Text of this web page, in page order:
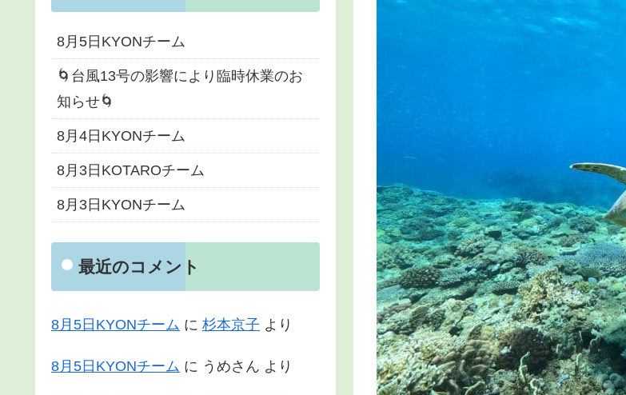
8月5日KYONチーム
🌀台風13号の影響により臨時休業のお
知らせ🌀
8月4日KYONチーム
8月3日KOTAROチーム
8月3日KYONチーム
最近のコメント
8月5日KYONチーム に 杉本京子 より
8月5日KYONチーム に うめさん より